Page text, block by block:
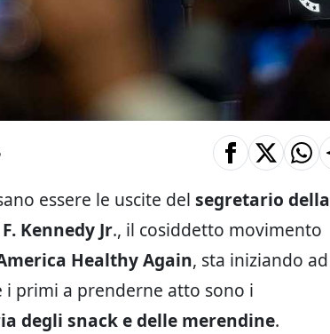
essere le uscite del segretario della
Kennedy Jr., il cosiddetto movimento
Healthy Again, sta iniziando ad
primi a prenderne atto sono i
degli snack e delle merendine.